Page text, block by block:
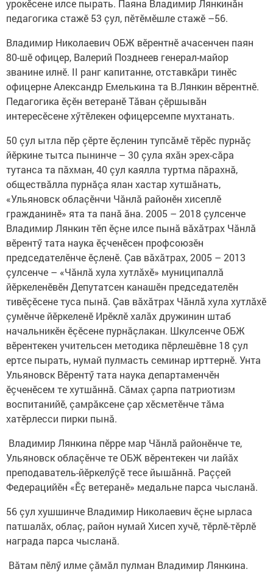
урокӗсене илсе пырать. Паяна Владимир Лянкинăн
педагогика стажӗ 53 çул, пӗтӗмӗшле стажӗ –56.
Владимир Николаевич ОБЖ вӗрентнӗ ачасенчен паян
80-шӗ офицер, Валерий Позднеев генерал-майор
званине илнӗ. II ранг капитанне, отставкăри тинӗс
офицерне Александр Емелькина та В.Лянкин вӗрентнӗ.
Педагогика ӗçӗн ветеранӗ Тăван çӗршывăн
интересӗсене хӳтӗлекен офицерсемпе мухтанать.
50 çул ытла пӗр çӗрте ӗçленин тупсăмӗ тӗрӗс пурнăç
йӗркине тытса пынинче – 30 çула яхăн эрех-сăра
тутанса та пăхман, 40 çул каялла туртма пăрахнă,
обществăлла пурнăçа ялан хастар хутшăнать,
«Ульяновск облаçӗнчи Чăнлă районӗн хисеплӗ
гражданинӗ» ята та панă ăна. 2005 – 2018 çулсенче
Владимир Лянкин тӗп ӗçне илсе пынă вăхăтрах Чăнлă
вӗрентӳ тата наука ӗçченӗсен профсоюзӗн
председателӗнче ӗçленӗ. Çав вăхăтрах, 2005 – 2013
çулсенче – «Чăнлă хула хутлăхӗ» муниципаллă
йӗркеленӗвӗн Депутатсен канашӗн председателӗн
тивӗçӗсене туса пынă. Çав вăхăтрах Чăнлă хула хутлăхӗ
çумӗнче йӗркеленӗ Ирӗклӗ халăх дружинин штаб
начальникӗн ӗçӗсене пурнăçлакан. Шкулсенче ОБЖ
вӗрентекен учительсен методика пӗрлешӗвне 18 çул
ертсе пырать, нумай пулмасть семинар ирттернӗ. Унта
Ульяновск Вӗрентӳ тата наука департаменчӗн
ӗçченӗсем те хутшăннă. Сăмах çарпа патриотизм
воспитанийӗ, çамрăксене çар хӗсметӗнче тăма
хатӗрлесси пирки пынă.
Владимир Лянкина пӗрре мар Чăнлă районӗнче те,
Ульяновск облаçӗнче те ОБЖ вӗрентекен чи лайăх
преподаватель-йӗркелӳçӗ тесе йышăннă. Раççей
Федерацийӗн «Ӗç ветеранӗ» медальне парса чысланă.
56 çул хушшинче Владимир Николаевич ӗçне ырласа
патшалăх, облаç, район нумай Хисеп хучӗ, тӗрлӗ-тӗрлӗ
награда парса чысланă.
Вăтам пӗлӳ илме çăмăл пулман Владимир Лянкина.